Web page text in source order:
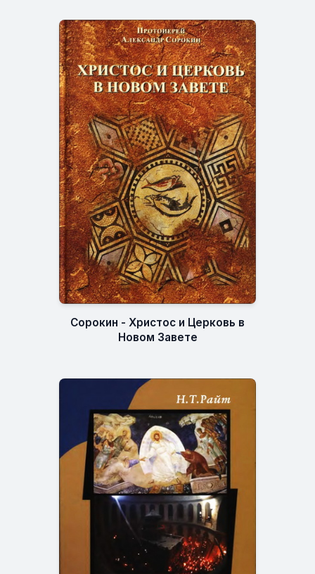
Сорокин - Христос и Церковь в
Новом Завете